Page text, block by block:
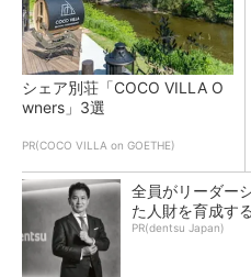
シェア別荘「COCO VILLA O
wners」3選
PR(COCO VILLA on GOETHE)
全員がリーダー
た人財を育成する
PR(dentsu Japan)